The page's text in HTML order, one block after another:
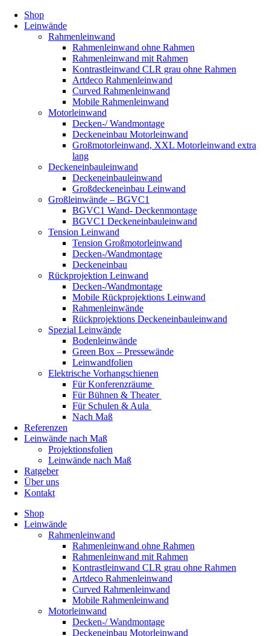
Shop
Leinwände
Rahmenleinwand
Rahmenleinwand ohne Rahmen
Rahmenleinwand mit Rahmen
Kontrastleinwand CLR grau ohne Rahmen
Artdeco Rahmenleinwand
Curved Rahmenleinwand
Mobile Rahmenleinwand
Motorleinwand
Decken-/ Wandmontage
Deckeneinbau Motorleinwand
Großmotorleinwand, XXL Motorleinwand extra
lang
Deckeneinbauleinwand
Deckeneinbauleinwand
Großdeckeneinbau Leinwand
Großleinwände – BGVC1
BGVC1 Wand- Deckenmontage
BGVC1 Deckeneinbauleinwand
Tension Leinwand
Tension Großmotorleinwand
Decken-/Wandmontage
Deckeneinbau
Rückprojektion Leinwand
Decken-/Wandmontage
Mobile Rückprojektions Leinwand
Rahmenleinwände
Rückprojektions Deckeneinbauleinwand
Spezial Leinwände
Bodenleinwände
Green Box – Pressewände
Leinwandfolien
Elektrische Vorhangschienen
Für Konferenzräume
Für Bühnen & Theater
Für Schulen & Aula
Nach Maß
Referenzen
Leinwände nach Maß
Projektionsfolien
Leinwände nach Maß
Ratgeber
Über uns
Kontakt
Shop
Leinwände
Rahmenleinwand
Rahmenleinwand ohne Rahmen
Rahmenleinwand mit Rahmen
Kontrastleinwand CLR grau ohne Rahmen
Artdeco Rahmenleinwand
Curved Rahmenleinwand
Mobile Rahmenleinwand
Motorleinwand
Decken-/ Wandmontage
Deckeneinbau Motorleinwand